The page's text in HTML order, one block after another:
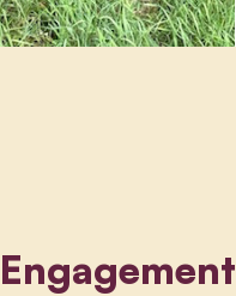
Engagement